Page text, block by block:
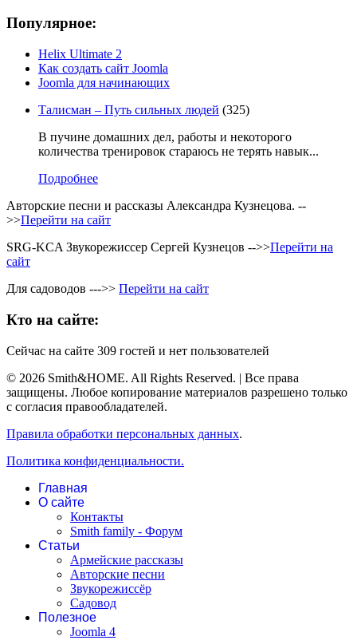
Популярное:
Helix Ultimate 2
Как создать сайт Joomla
Joomla для начинающих
Талисман – Путь сильных людей (325)
В пучине домашних дел, работы и некоторого
количества тренировок стараюсь не терять навык...
Подробнее
Авторские песни и рассказы Александра Кузнецова. --
>>Перейти на сайт
SRG-KCA Звукорежиссер Сергей Кузнецов -->>Перейти на
сайт
Для садоводов --->> Перейти на сайт
Кто на сайте:
Сейчас на сайте 309 гостей и нет пользователей
© 2026 Smith&HOME. All Rights Reserved. | Все права
защищены. Любое копирование материалов разрешено только
с согласия правообладателей.
Правила обработки персональных данных.
Политика конфиденциальности.
Главная
О сайте
Контакты
Smith family - Форум
Статьи
Армейские рассказы
Авторские песни
Звукорежиссёр
Садовод
Полезное
Joomla 4